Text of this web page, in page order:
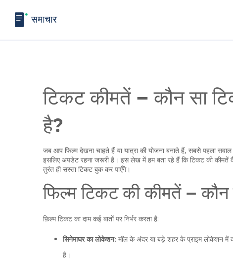
टिकट कीमतें – कौन सा
है?
जब आप फिल्म देखना चाहते हैं या यात्रा की योजना बनाते हैं, सबसे पहला
इसलिए अपडेट रहना जरूरी है। इस लेख में हम बता रहे हैं कि टिकट की
तुरंत ही सस्ता टिकट बुक कर पाएँगे।
फिल्म टिकट की कीमतें –
फ़िल्म टिकट का दाम कई बातों पर निर्भर करता है:
सिनेमाघर का लोकेशन: मॉल के अंदर या बड़े शहर के प्राइम लोकेशन में
है।